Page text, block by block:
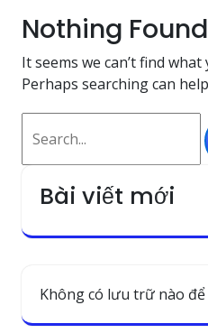
Nothing Found
It seems we can’t find
Perhaps searching can
Bài viết mới
Không có lưu trữ nào